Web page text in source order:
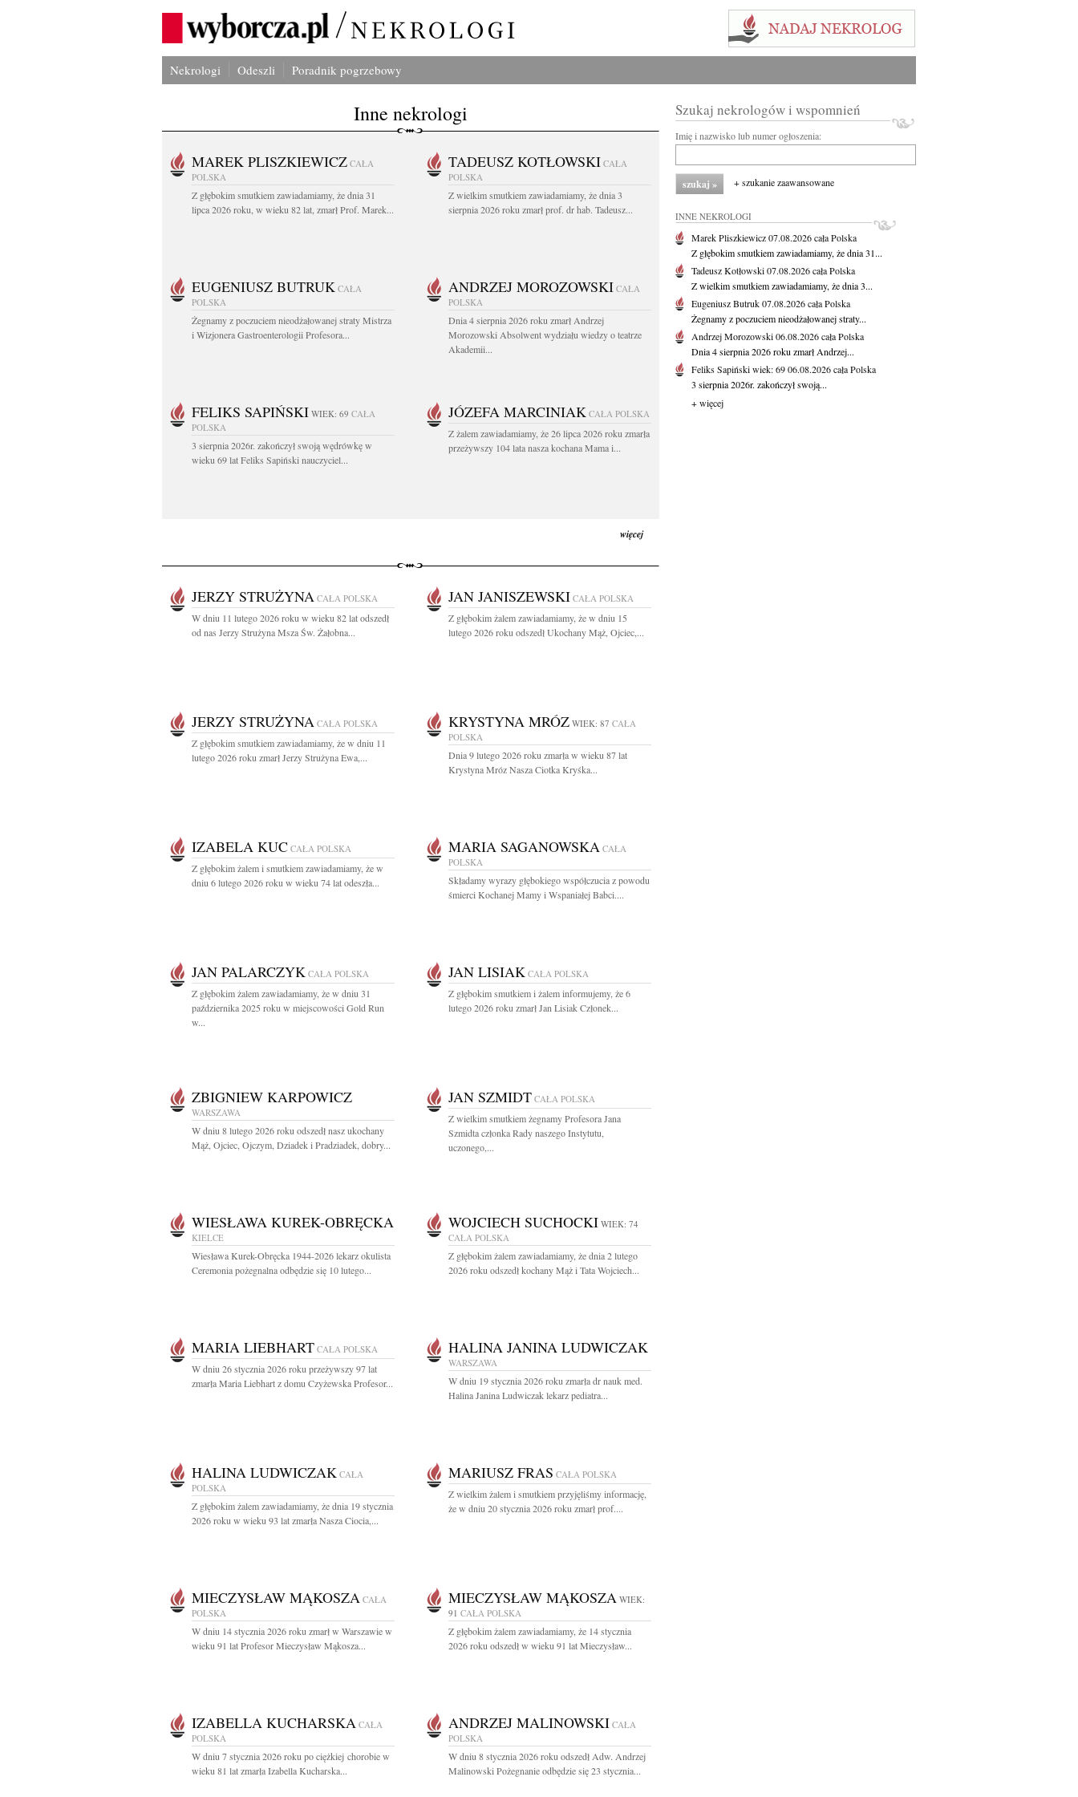
Nekrologi Odeszli Poradnik pogrzebowy
Inne nekrologi
MAREK PLISZKIEWICZ CAŁA
POLSKA
Z głębokim smutkiem zawiadamiamy, że dnia 31
lipca 2026 roku, w wieku 82 lat, zmarł Prof. Marek...
TADEUSZ KOTŁOWSKI CAŁA
POLSKA
Z wielkim smutkiem zawiadamiamy, że dnia 3
sierpnia 2026 roku zmarł prof. dr hab. Tadeusz...
EUGENIUSZ BUTRUK CAŁA
POLSKA
Żegnamy z poczuciem nieodżałowanej straty Mistrza
i Wizjonera Gastroenterologii Profesora...
ANDRZEJ MOROZOWSKI CAŁA
POLSKA
Dnia 4 sierpnia 2026 roku zmarł Andrzej
Morozowski Absolwent wydziału wiedzy o teatrze
Akademii...
FELIKS SAPIŃSKI WIEK: 69 CAŁA
POLSKA
3 sierpnia 2026r. zakończył swoją wędrówkę w
wieku 69 lat Feliks Sapiński nauczyciel...
JÓZEFA MARCINIAK CAŁA POLSKA
Z żalem zawiadamiamy, że 26 lipca 2026 roku zmarła
przeżywszy 104 lata nasza kochana Mama i...
więcej
JERZY STRUŻYNA CAŁA POLSKA
W dniu 11 lutego 2026 roku w wieku 82 lat odszedł
od nas Jerzy Strużyna Msza Św. Żałobna...
JAN JANISZEWSKI CAŁA POLSKA
Z głębokim żalem zawiadamiamy, że w dniu 15
lutego 2026 roku odszedł Ukochany Mąż, Ojciec,...
JERZY STRUŻYNA CAŁA POLSKA
Z głębokim smutkiem zawiadamiamy, że w dniu 11
lutego 2026 roku zmarł Jerzy Strużyna Ewa,...
KRYSTYNA MRÓZ WIEK: 87 CAŁA
POLSKA
Dnia 9 lutego 2026 roku zmarła w wieku 87 lat
Krystyna Mróz Nasza Ciotka Kryśka...
IZABELA KUC CAŁA POLSKA
Z głębokim żalem i smutkiem zawiadamiamy, że w
dniu 6 lutego 2026 roku w wieku 74 lat odeszła...
MARIA SAGANOWSKA CAŁA
POLSKA
Składamy wyrazy głębokiego współczucia z powodu
śmierci Kochanej Mamy i Wspaniałej Babci....
JAN PALARCZYK CAŁA POLSKA
Z głębokim żalem zawiadamiamy, że w dniu 31
października 2025 roku w miejscowości Gold Run
w...
JAN LISIAK CAŁA POLSKA
Z głębokim smutkiem i żalem informujemy, że 6
lutego 2026 roku zmarł Jan Lisiak Członek...
ZBIGNIEW KARPOWICZ
WARSZAWA
W dniu 8 lutego 2026 roku odszedł nasz ukochany
Mąż, Ojciec, Ojczym, Dziadek i Pradziadek, dobry...
JAN SZMIDT CAŁA POLSKA
Z wielkim smutkiem żegnamy Profesora Jana
Szmidta członka Rady naszego Instytutu,
uczonego,...
WIESŁAWA KUREK-OBRĘCKA
KIELCE
Wiesława Kurek-Obręcka 1944-2026 lekarz okulista
Ceremonia pożegnalna odbędzie się 10 lutego...
WOJCIECH SUCHOCKI WIEK: 74
CAŁA POLSKA
Z głębokim żalem zawiadamiamy, że dnia 2 lutego
2026 roku odszedł kochany Mąż i Tata Wojciech...
MARIA LIEBHART CAŁA POLSKA
W dniu 26 stycznia 2026 roku przeżywszy 97 lat
zmarła Maria Liebhart z domu Czyżewska Profesor...
HALINA JANINA LUDWICZAK
WARSZAWA
W dniu 19 stycznia 2026 roku zmarła dr nauk med.
Halina Janina Ludwiczak lekarz pediatra...
HALINA LUDWICZAK CAŁA
POLSKA
Z głębokim żalem zawiadamiamy, że dnia 19 stycznia
2026 roku w wieku 93 lat zmarła Nasza Ciocia,...
MARIUSZ FRAS CAŁA POLSKA
Z wielkim żalem i smutkiem przyjęliśmy informację,
że w dniu 20 stycznia 2026 roku zmarł prof....
MIECZYSŁAW MĄKOSZA CAŁA
POLSKA
W dniu 14 stycznia 2026 roku zmarł w Warszawie w
wieku 91 lat Profesor Mieczysław Mąkosza...
MIECZYSŁAW MĄKOSZA WIEK:
91 CAŁA POLSKA
Z głębokim żalem zawiadamiamy, że 14 stycznia
2026 roku odszedł w wieku 91 lat Mieczysław...
IZABELLA KUCHARSKA CAŁA
POLSKA
W dniu 7 stycznia 2026 roku po ciężkiej chorobie w
wieku 81 lat zmarła Izabella Kucharska...
ANDRZEJ MALINOWSKI CAŁA
POLSKA
W dniu 8 stycznia 2026 roku odszedł Adw. Andrzej
Malinowski Pożegnanie odbędzie się 23 stycznia...
Szukaj nekrologów i wspomnień
Imię i nazwisko lub numer ogłoszenia:
+ szukanie zaawansowane
INNE NEKROLOGI
Marek Pliszkiewicz07.08.2026cała Polska
Z głębokim smutkiem zawiadamiamy, że dnia 31...
Tadeusz Kotłowski07.08.2026cała Polska
Z wielkim smutkiem zawiadamiamy, że dnia 3...
Eugeniusz Butruk07.08.2026cała Polska
Żegnamy z poczuciem nieodżałowanej straty...
Andrzej Morozowski06.08.2026cała Polska
Dnia 4 sierpnia 2026 roku zmarł Andrzej...
Feliks Sapińskiwiek: 6906.08.2026cała Polska
3 sierpnia 2026r. zakończył swoją...
+ więcej